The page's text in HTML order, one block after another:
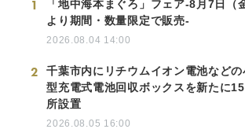
1
「地中海本まぐろ」フェア-8月7日（
より期間・数量限定で販売-
2026.08.04 14:00
2
千葉市内にリチウムイオン電池などの
型充電式電池回収ボックスを新たに
所設置
2026.08.05 16:00